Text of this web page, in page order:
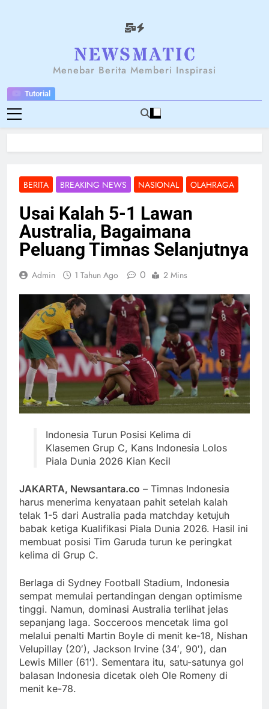
Tutorial
NEWSANTARA
Menebar Berita Memberi Inspirasi
BERITA BREAKING NEWS NASIONAL OLAHRAGA
Usai Kalah 5-1 Lawan
Australia, Bagaimana
Peluang Timnas Selanjutnya
Admin 1 Tahun Ago 0 2 Mins
Indonesia Turun Posisi Kelima di
Klasemen Grup C, Kans Indonesia Lolos
Piala Dunia 2026 Kian Kecil
JAKARTA, Newsantara.co – Timnas Indonesia
harus menerima kenyataan pahit setelah kalah
telak 1-5 dari Australia pada matchday ketujuh
babak ketiga Kualifikasi Piala Dunia 2026. Hasil ini
membuat posisi Tim Garuda turun ke peringkat
kelima di Grup C.
Berlaga di Sydney Football Stadium, Indonesia
sempat memulai pertandingan dengan optimisme
tinggi. Namun, dominasi Australia terlihat jelas
sepanjang laga. Socceroos mencetak lima gol
melalui penalti Martin Boyle di menit ke-18, Nishan
Velupillay (20′), Jackson Irvine (34′, 90′), dan
Lewis Miller (61′). Sementara itu, satu-satunya gol
balasan Indonesia dicetak oleh Ole Romeny di
menit ke-78.